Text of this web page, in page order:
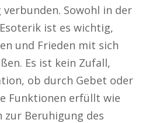
verbunden. Sowohl in der
ist es wichtig,
und Frieden mit sich
Es ist kein Zufall,
ob durch Gebet oder
Funktionen erfüllt wie
zur Beruhigung des